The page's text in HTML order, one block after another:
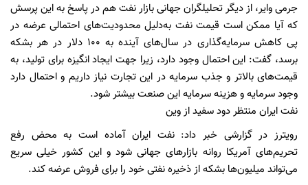
جرمی وایر، از دیگر تحلیلگران جهانی بازار نفت هم در پاسخ به این پرسش
که آیا ممکن است قیمت نفت به‌دلیل محدودیت‌‎های احتمالی عرضه در
پی کاهش سرمایه‌گذاری در سال‌های آینده به ۱۰۰ دلار در هر بشکه
برسد، گفت: این احتمال وجود دارد، زیرا جهت ایجاد انگیزه برای تولید، به
قیمت‌های بالاتر و جذب سرمایه در این تجارت نیاز داریم و احتمال دارد
وجود سرمایه و هزینه سرمایه این صنعت بیشتر شود.
نفت ایران منتظر دود سفید از وین
رویترز در گزارشی خبر داد: نفت ایران آماده است به محض رفع
تحریم‌های آمریکا روانه بازارهای جهانی شود و این کشور خیلی سریع
می‌تواند میلیون‌ها بشکه از ذخیره نفتی خود را برای فروش عرضه کند.